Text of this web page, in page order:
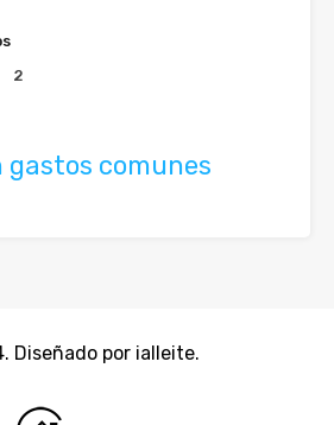
2
gastos comunes
Diseñado por ialleite.